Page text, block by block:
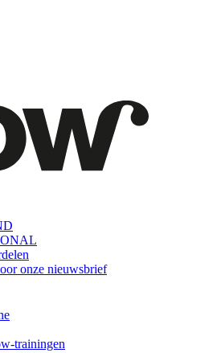
onze nieuwsbrief
trainingen